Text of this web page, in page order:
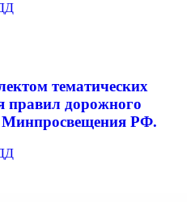
тематических
правил дорожного
Минпросвещения РФ.